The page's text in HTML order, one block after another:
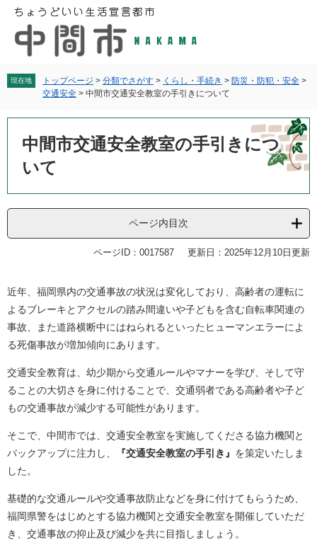
現在地 トップページ > 分類でさがす > くらし・手続き > 防災・防犯・安全 >
交通安全 > 中間市交通安全教室の手引きについて
中間市交通安全教室の手引きにつ
いて
ページ内目次
ページID：0017587 更新日：2025年12月10日更新
近年、福岡県内の交通事故の状況は変化しており、高齢者の運転に
よるブレーキとアクセルの踏み間違いや子どもを含む自転車関連の
事故、また道路横断中にはねられるといったヒューマンエラーによ
る死傷事故が増加傾向にあります。
交通安全教育は、幼少期から交通ルールやマナーを学び、そして守
ることの大切さを身に付けることで、交通弱者である高齢者や子ど
もの交通事故が減少する可能性があります。
そこで、中間市では、交通安全教室を実施してくださる協力機関と
バックアップに注力し、
『交通安全教室の手引き』 を策定いたしま
した。
基礎的な交通ルールや交通事故防止などを身に付けてもらうため、
福岡県警をはじめとする協力機関と交通安全教室を開催していただ
き、交通事故の抑止及び減少を共に目指しましょう。